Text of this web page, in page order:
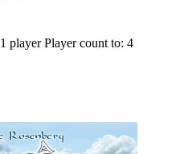
1 player Player count to: 4